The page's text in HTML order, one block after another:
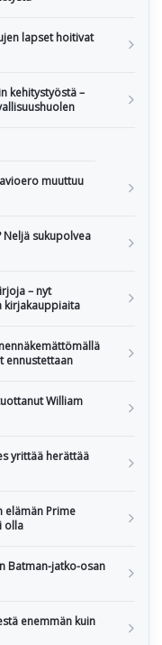
lapset hoitivat
kehitystyöstä –
muuttuu
Neljä sukupolvea
– nyt
kirjakauppiaita
ennustettaan
William
yrittää herättää
elämän Prime
olla
Batman-jatko-osan
enemmän kuin